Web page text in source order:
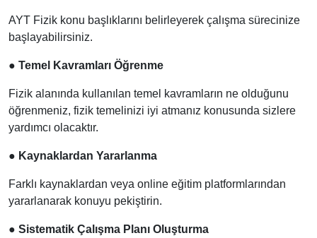
AYT Fizik konu başlıklarını belirleyerek çalışma sürecinize
başlayabilirsiniz.
● Temel Kavramları Öğrenme
Fizik alanında kullanılan temel kavramların ne olduğunu
öğrenmeniz, fizik temelinizi iyi atmanız konusunda sizlere
yardımcı olacaktır.
● Kaynaklardan Yararlanma
Farklı kaynaklardan veya online eğitim platformlarından
yararlanarak konuyu pekiştirin.
● Sistematik Çalışma Planı Oluşturma